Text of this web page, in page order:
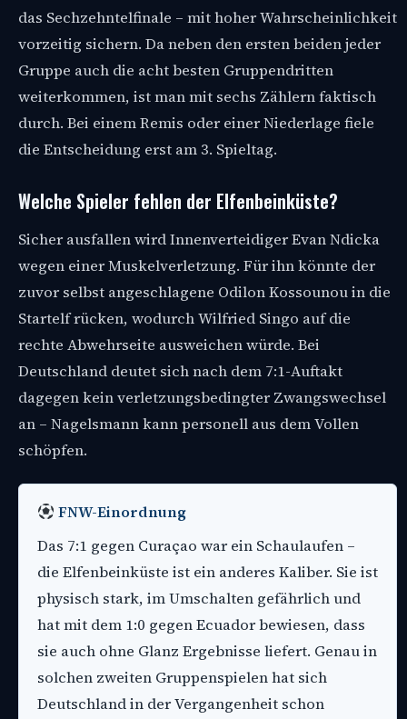
das Sechzehntelfinale – mit hoher Wahrscheinlichkeit
vorzeitig sichern. Da neben den ersten beiden jeder
Gruppe auch die acht besten Gruppendritten
weiterkommen, ist man mit sechs Zählern faktisch
durch. Bei einem Remis oder einer Niederlage fiele
die Entscheidung erst am 3. Spieltag.
Welche Spieler fehlen der Elfenbeinküste?
Sicher ausfallen wird Innenverteidiger Evan Ndicka
wegen einer Muskelverletzung. Für ihn könnte der
zuvor selbst angeschlagene Odilon Kossounou in die
Startelf rücken, wodurch Wilfried Singo auf die
rechte Abwehrseite ausweichen würde. Bei
Deutschland deutet sich nach dem 7:1-Auftakt
dagegen kein verletzungsbedingter Zwangswechsel
an – Nagelsmann kann personell aus dem Vollen
schöpfen.
FNW-Einordnung
Das 7:1 gegen Curaçao war ein Schaulaufen –
die Elfenbeinküste ist ein anderes Kaliber. Sie ist
physisch stark, im Umschalten gefährlich und
hat mit dem 1:0 gegen Ecuador bewiesen, dass
sie auch ohne Glanz Ergebnisse liefert. Genau in
solchen zweiten Gruppenspielen hat sich
Deutschland in der Vergangenheit schon